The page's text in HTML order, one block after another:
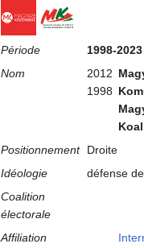
Période
1998-2023
Nom
2012
1998
Positionnement
Droite
Idéologie
défense
Coalition
électorale
Affiliation